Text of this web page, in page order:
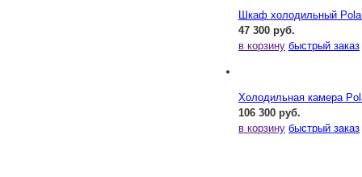
Шкаф холодильный
47 300 руб.
в корзину быстрый заказ
Холодильная камера
106 300 руб.
в корзину быстрый заказ